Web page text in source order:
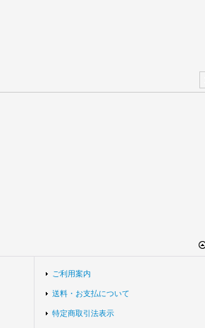
ご利用案内
送料・お支払について
特定商取引法表示